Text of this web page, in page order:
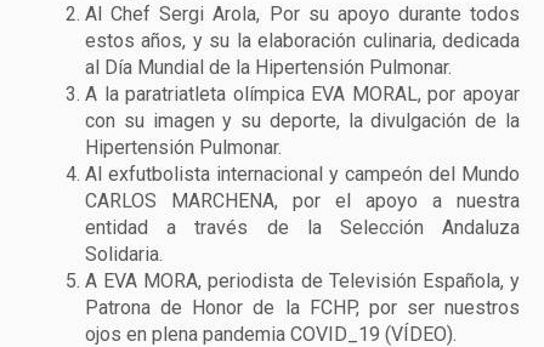
Al Chef Sergi Arola, Por su apoyo durante todos
estos años, y su la elaboración culinaria, dedicada
al Día Mundial de la Hipertensión Pulmonar.
A la paratriatleta olímpica EVA MORAL, por apoyar
con su imagen y su deporte, la divulgación de la
Hipertensión Pulmonar.
Al exfutbolista internacional y campeón del Mundo
CARLOS MARCHENA, por el apoyo a nuestra
entidad a través de la Selección Andaluza
Solidaria.
A EVA MORA, periodista de Televisión Española, y
Patrona de Honor de la FCHP, por ser nuestros
ojos en plena pandemia COVID_19 (VÍDEO).